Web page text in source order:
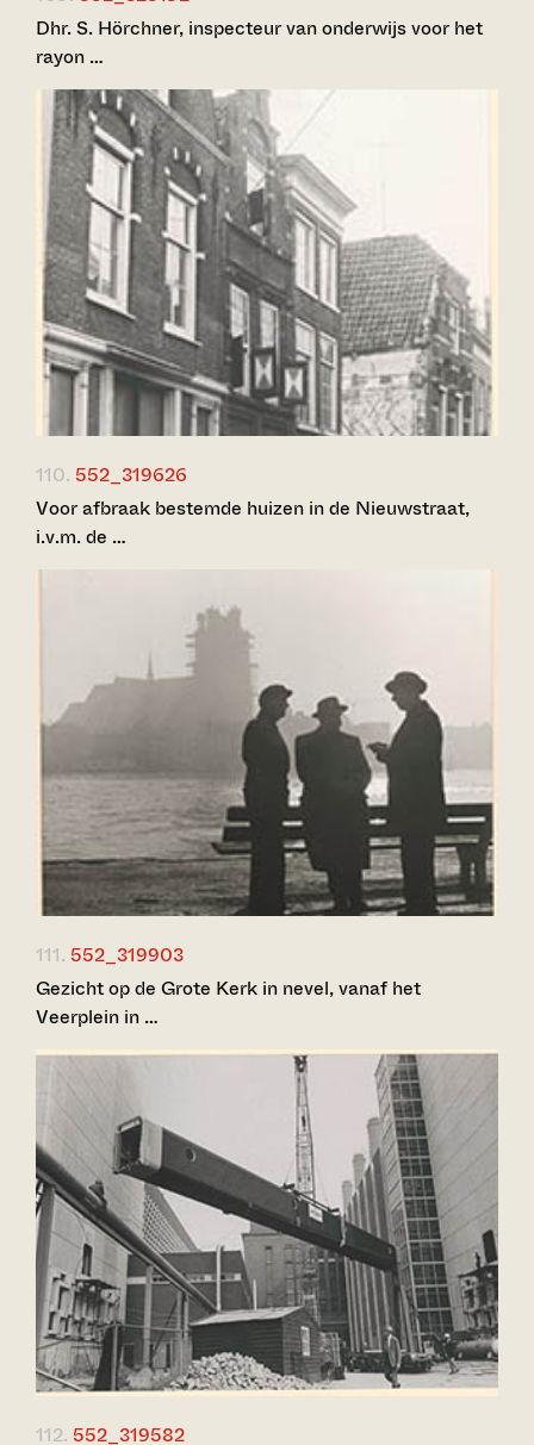
Dhr. S. Hörchner, inspecteur van onderwijs voor het
rayon …
110. 552_319626
Voor afbraak bestemde huizen in de Nieuwstraat,
i.v.m. de …
111. 552_319903
Gezicht op de Grote Kerk in nevel, vanaf het
Veerplein in …
112. 552_319582